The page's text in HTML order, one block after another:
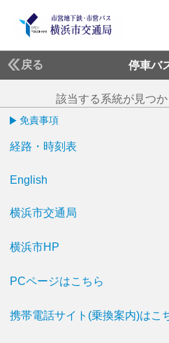
戻る 停車バ
該当する系統が見つか
免責事項
経路・時刻表
English
横浜市交通局
横浜市HP
PCページはこちら
携帯電話サイト(乗換案内)はこ